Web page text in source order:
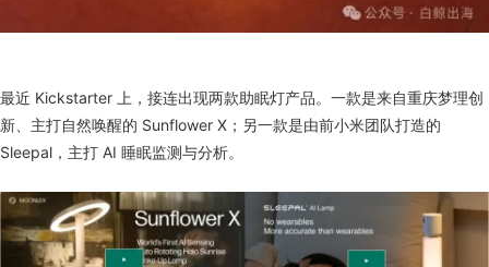
最近 Kickstarter 上，接连出现两款助眠灯产品。一款是来自重庆梦理创
新、主打自然唤醒的 Sunflower X；另一款是由前小米团队打造的
Sleepal，主打 AI 睡眠监测与分析。